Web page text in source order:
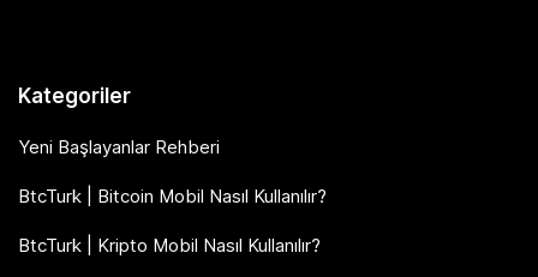
Kategoriler
Yeni Başlayanlar Rehberi
BtcTurk | Bitcoin Mobil Nasıl Kullanılır?
BtcTurk | Kripto Mobil Nasıl Kullanılır?